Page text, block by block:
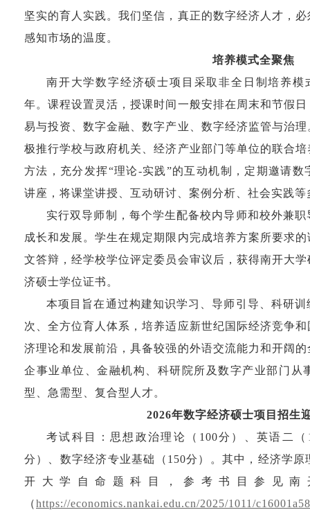
坚实的育人实践。我们坚信，真正的数字经济人才，
感知市场的温度。
培养模式全聚焦
南开大学数字经济硕士项目采取非全日制培养
年。课程设置灵活，授课时间一般安排在周末和节假
易与投资、数字金融、数字产业、数字经济监管与治
极推行学校与政府机关、经济产业部门等单位的联合
方法，充分发挥“理论-实践”的互动机制，定期邀请
讲座，将课堂讲授、互动研讨、案例分析、社会实践
实行双导师制，每个学生配备校内导师和校外兼
成长和发展。学生在规定期限内完成培养方案所要求
文答辩，经学校学位评定委员会审议后，获得南开大
济硕士学位证书。
本项目旨在通过构建知识学习、导师引导、科研
次、全方位育人体系，培养适应新世纪国际经济竞争
济理论和发展前沿，具备较强的外语交流能力和开阔
企事业单位、金融机构、科研院所及数字产业部门从
型、急需型、复合型人才。
2026年数字经济硕士项目招生
考试科目：思想政治理论（100分）、英语二
分）、数字经济专业基础（150分）。其中，经济学
开大学自命题科目，参考书目参见南
（https://economics.nankai.edu.cn/2025/1011/